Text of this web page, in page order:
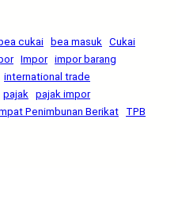
bea cukai bea masuk Cukai
Impor impor barang
international trade
pajak pajak impor
Penimbunan Berikat TPB